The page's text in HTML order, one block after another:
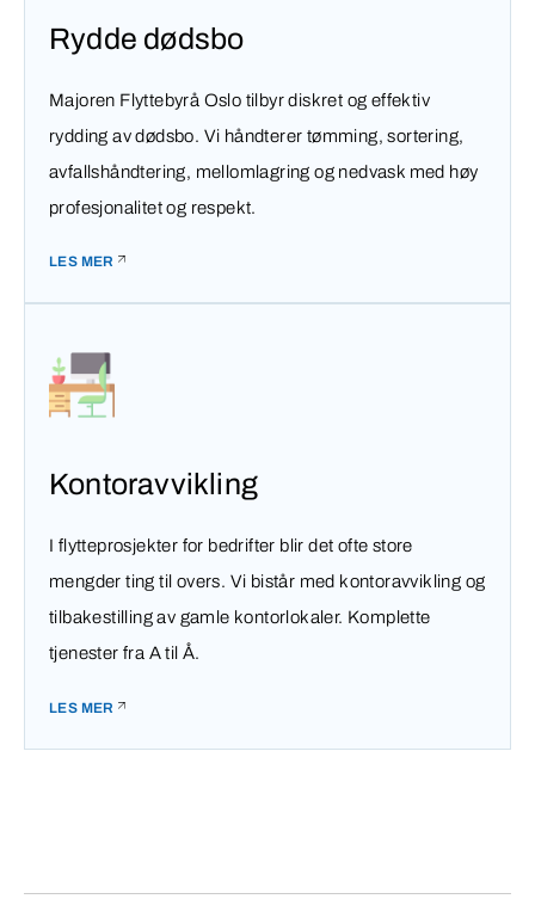
Rydde dødsbo
Majoren Flyttebyrå Oslo tilbyr diskret og effektiv
rydding av dødsbo. Vi håndterer tømming, sortering,
avfallshåndtering, mellomlagring og nedvask med høy
profesjonalitet og respekt.
LES MER
Kontoravvikling
I flytteprosjekter for bedrifter blir det ofte store
mengder ting til overs. Vi bistår med kontoravvikling og
tilbakestilling av gamle kontorlokaler. Komplette
tjenester fra A til Å.
LES MER